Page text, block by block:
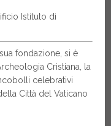
Istituto di
fondazione, si è
Cristiana, la
celebrativi
Città del Vaticano